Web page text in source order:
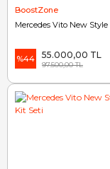
BoostZone
Mercedes Vito New
%44 55.000,00 TL
97.500,00 TL